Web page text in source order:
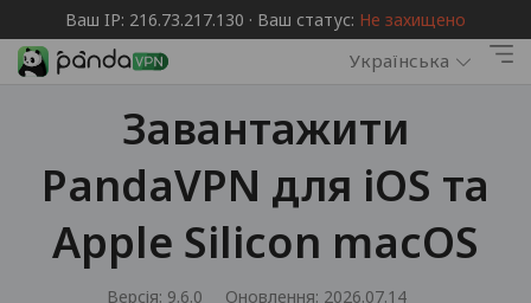
Ваш IP: 216.73.217.130 · Ваш статус: Не захищено
Українська
Завантажити
PandaVPN для iOS та
Apple Silicon macOS
Версія: 9.6.0
Оновлення: 2026.07.14